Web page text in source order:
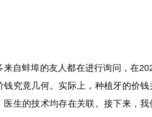
来自蚌埠的友人都在进行询问，在
钱究竟几何。实际上，种植牙的价
医生的技术均存在关联。接下来，